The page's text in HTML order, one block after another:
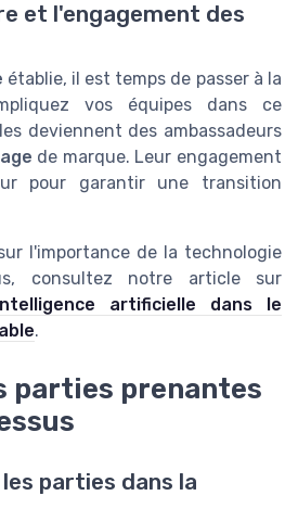
et l'engagement des
établie, il est temps de passer à la
vos équipes dans ce
deviennent des ambassadeurs
de marque. Leur engagement
pour garantir une transition
l'importance de la technologie
consultez notre article sur
artificielle dans le
.
parties prenantes
parties dans la